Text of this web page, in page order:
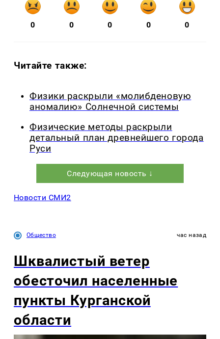
0 0 0 0 0
Читайте также:
Физики раскрыли «молибденовую
аномалию» Солнечной системы
Физические методы раскрыли
детальный план древнейшего города
Руси
Следующая новость ↓
Новости СМИ2
Общество час назад
Шквалистый ветер
обесточил населенные
пункты Курганской
области